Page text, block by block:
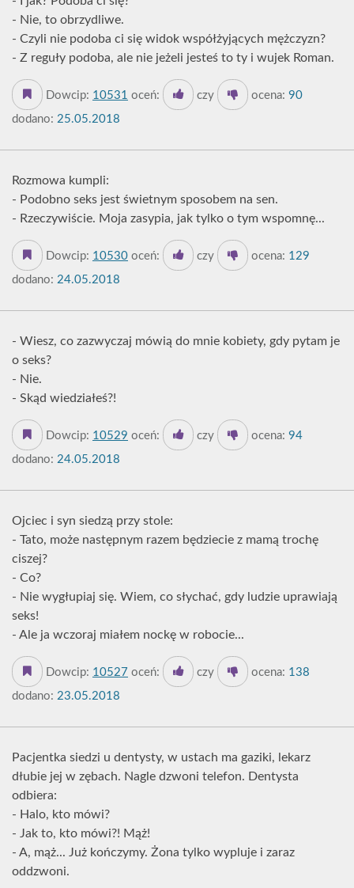
- Nie, to obrzydliwe.
- Czyli nie podoba ci się widok współżyjących mężczyzn?
- Z reguły podoba, ale nie jeżeli jesteś to ty i wujek Roman.
Dowcip: 10531 oceń: czy ocena: 90
dodano: 25.05.2018
Rozmowa kumpli:
- Podobno seks jest świetnym sposobem na sen.
- Rzeczywiście. Moja zasypia, jak tylko o tym wspomnę...
Dowcip: 10530 oceń: czy ocena: 129
dodano: 24.05.2018
- Wiesz, co zazwyczaj mówią do mnie kobiety, gdy pytam je
o seks?
- Nie.
- Skąd wiedziałeś?!
Dowcip: 10529 oceń: czy ocena: 94
dodano: 24.05.2018
Ojciec i syn siedzą przy stole:
- Tato, może następnym razem będziecie z mamą trochę
ciszej?
- Co?
- Nie wygłupiaj się. Wiem, co słychać, gdy ludzie uprawiają
seks!
- Ale ja wczoraj miałem nockę w robocie...
Dowcip: 10527 oceń: czy ocena: 138
dodano: 23.05.2018
Pacjentka siedzi u dentysty, w ustach ma gaziki, lekarz
dłubie jej w zębach. Nagle dzwoni telefon. Dentysta
odbiera:
- Halo, kto mówi?
- Jak to, kto mówi?! Mąż!
- A, mąż... Już kończymy. Żona tylko wypluje i zaraz
oddzwoni.